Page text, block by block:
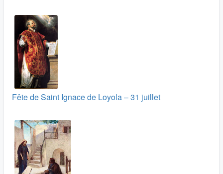
Fête de Saint Ignace de Loyola – 31 juillet